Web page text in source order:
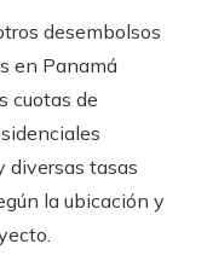
desembolsos
en Panamá
cuotas de
diversas tasas
la ubicación y